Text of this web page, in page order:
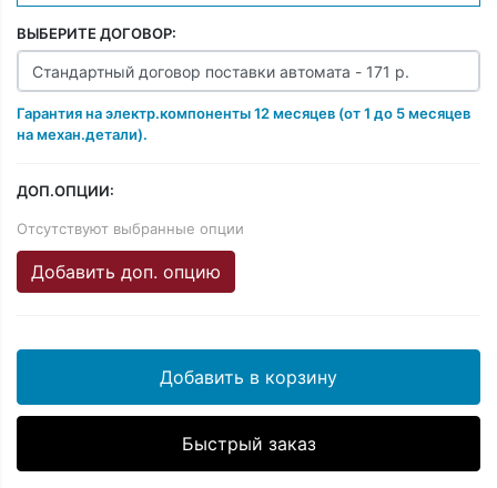
ВЫБЕРИТЕ ДОГОВОР:
Гарантия на электр.компоненты 12 месяцев (от 1 до 5 месяцев
на механ.детали).
ДОП.ОПЦИИ:
Отсутствуют выбранные опции
Добавить доп. опцию
Добавить в корзину
Быстрый заказ